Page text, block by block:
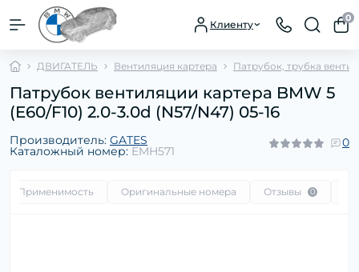
Клиенту
0
ДВИГАТЕЛЬ Вентиляция картера Патрубок, трубка
Патрубок вентиляции картера BMW 5
(E60/F10) 2.0-3.0d (N57/N47) 05-16
Производитель: GATES
Каталожный номер: EMH571
0
Применимость Оригинальные номера Отзывы 0